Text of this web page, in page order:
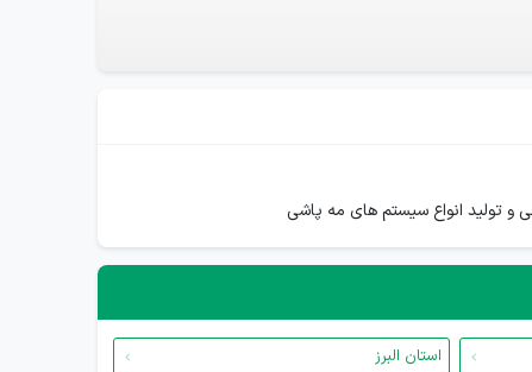
و تولید انواع سیستم های مه پاشی
استان البرز